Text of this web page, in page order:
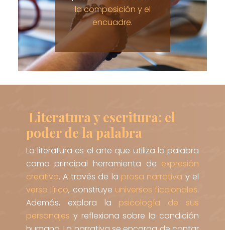
la composición y el
encuadre.
Literatura y escritura: el
poder de la palabra
La literatura es el arte que utiliza la palabra
como principal herramienta de expresión
creativa. A través de la prosa narrativa y el
verso lírico, construye universos ficcionales.
Además, explora la psicología de sus
personajes y reflexiona sobre la condición